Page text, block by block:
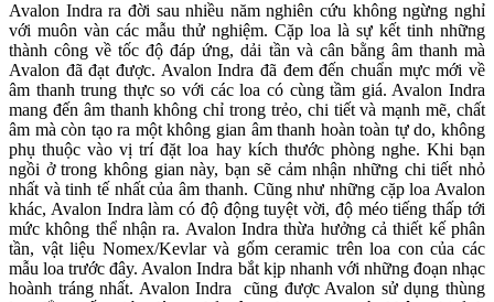
Avalon Indra ra đời sau nhiều năm nghiên cứu không ngừng nghỉ
với muôn vàn các mẫu thử nghiệm. Cặp loa là sự kết tinh những
thành công về tốc độ đáp ứng, dải tần và cân bằng âm thanh mà
Avalon đã đạt được. Avalon Indra đã đem đến chuẩn mực mới về
âm thanh trung thực so với các loa có cùng tầm giá. Avalon Indra
mang đến âm thanh không chỉ trong trẻo, chi tiết và mạnh mẽ, chất
âm mà còn tạo ra một không gian âm thanh hoàn toàn tự do, không
phụ thuộc vào vị trí đặt loa hay kích thước phòng nghe. Khi bạn
ngồi ở trong không gian này, bạn sẽ cảm nhận những chi tiết nhỏ
nhất và tinh tế nhất của âm thanh. Cũng như những cặp loa Avalon
khác, Avalon Indra làm có độ động tuyệt vời, độ méo tiếng thấp tới
mức không thể nhận ra. Avalon Indra thừa hưởng cả thiết kế phân
tần, vật liệu Nomex/Kevlar và gốm ceramic trên loa con của các
mẫu loa trước đây. Avalon Indra bắt kịp nhanh với những đoạn nhạc
hoành tráng nhất. Avalon Indra cũng được Avalon sử dụng thùng